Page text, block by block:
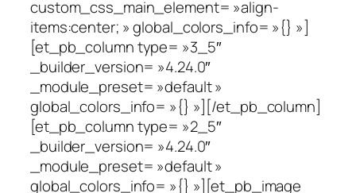
custom_css_main_element= »align-
items:center; » global_colors_info= »{} »]
[et_pb_column type= »3_5″
_builder_version= »4.24.0″
_module_preset= »default »
global_colors_info= »{} »][/et_pb_column]
[et_pb_column type= »2_5″
_builder_version= »4.24.0″
_module_preset= »default »
global_colors_info= »{} »][et_pb_image